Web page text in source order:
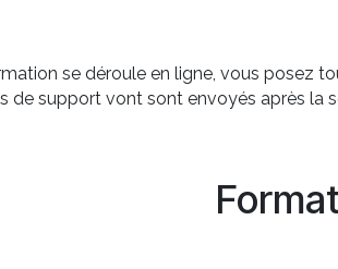
se déroule en ligne, vous posez
de support vont sont envoyés après la